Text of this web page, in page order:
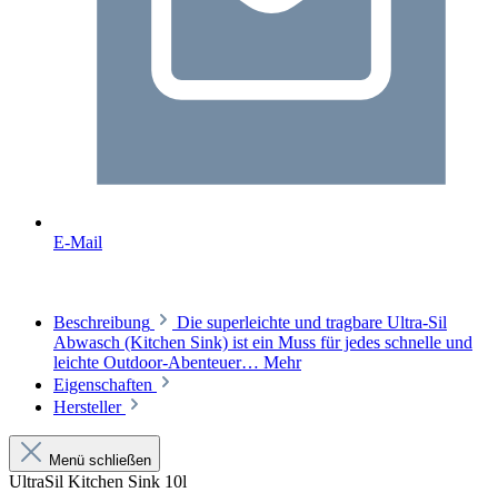
E-Mail
Beschreibung
Die superleichte und tragbare Ultra-Sil
Abwasch (Kitchen Sink) ist ein Muss für jedes schnelle und
leichte Outdoor-Abenteuer… Mehr
Eigenschaften
Hersteller
Menü schließen
UltraSil Kitchen Sink 10l